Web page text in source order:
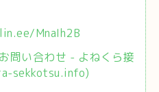
MnaIh2B
お問い合わせ - よねくら接
sekkotsu.info)